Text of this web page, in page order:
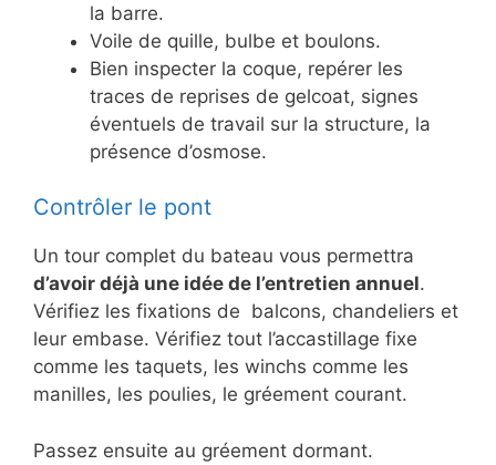
la barre.
Voile de quille, bulbe et boulons.
Bien inspecter la coque, repérer les
traces de reprises de gelcoat, signes
éventuels de travail sur la structure, la
présence d’osmose.
Contrôler le pont
Un tour complet du bateau vous permettra
d’avoir déjà une idée de l’entretien annuel.
Vérifiez les fixations de balcons, chandeliers et
leur embase. Vérifiez tout l’accastillage fixe
comme les taquets, les winchs comme les
manilles, les poulies, le gréement courant.
Passez ensuite au gréement dormant.